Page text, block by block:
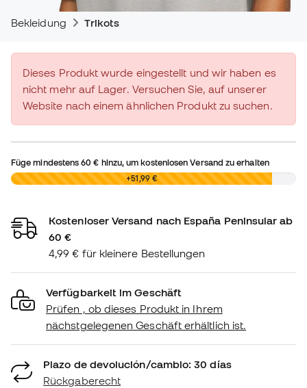
Bekleidung Trikots
Dieses Produkt wurde eingestellt und wir haben es
nicht mehr auf Lager. Versuchen Sie, auf unserer
Website nach einem ähnlichen Produkt zu suchen.
Füge mindestens60 € hinzu, um kostenlosen Versand zu erhalten
0,00 € +51,99 €
Kostenloser Versand nach España Peninsular ab
60 €
4,99 € für kleinere Bestellungen
Verfügbarkeit im Geschäft
Prüfen , ob dieses Produkt in Ihrem
nächstgelegenen Geschäft erhältlich ist.
Plazo de devolución/cambio: 30 días
Rückgaberecht